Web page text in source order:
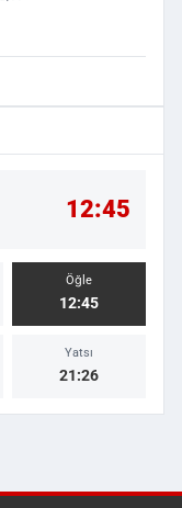
12:45
Öğle
12:45
Yatsı
21:26